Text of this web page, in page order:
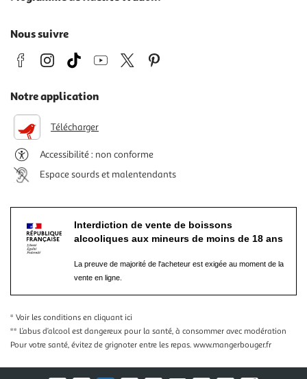
Nous suivre
Notre application
Télécharger
Accessibilité : non conforme
Espace sourds et malentendants
Interdiction de vente de boissons
alcooliques aux mineurs de moins de 18 ans
La preuve de majorité de l'acheteur est exigée au moment de la
vente en ligne.
* Voir les conditions en cliquant ici
** L’abus d’alcool est dangereux pour la santé, à consommer avec modération
Pour votre santé, évitez de grignoter entre les repas. www.mangerbouger.fr